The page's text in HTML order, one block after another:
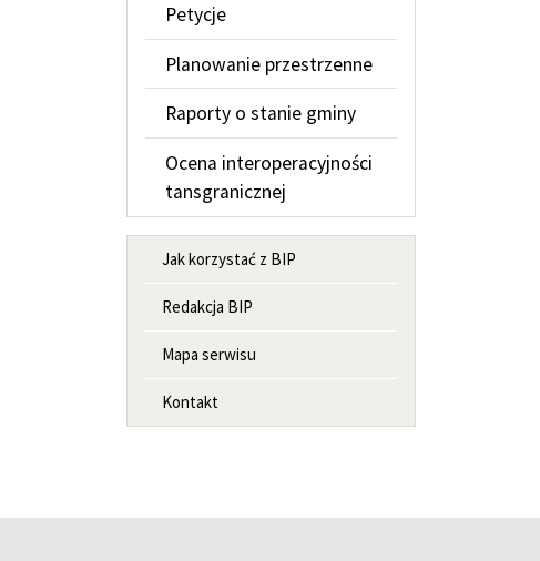
Petycje
Planowanie przestrzenne
Raporty o stanie gminy
Ocena interoperacyjności
tansgranicznej
MENU INFORMACYJNE
Jak korzystać z BIP
Redakcja BIP
Mapa serwisu
Kontakt